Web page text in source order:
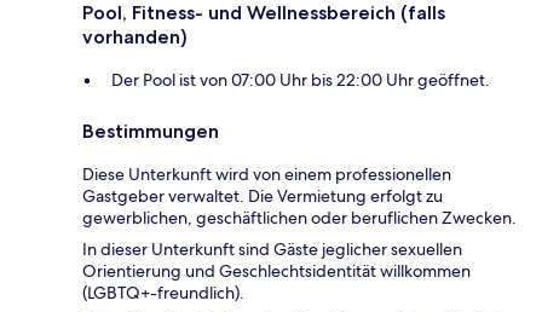
Pool, Fitness- und Wellnessbereich (falls
vorhanden)
Der Pool ist von 07:00 Uhr bis 22:00 Uhr geöffnet.
Bestimmungen
Diese Unterkunft wird von einem professionellen
Gastgeber verwaltet. Die Vermietung erfolgt zu
gewerblichen, geschäftlichen oder beruflichen Zwecken.
In dieser Unterkunft sind Gäste jeglicher sexuellen
Orientierung und Geschlechtsidentität willkommen
(LGBTQ+-freundlich).